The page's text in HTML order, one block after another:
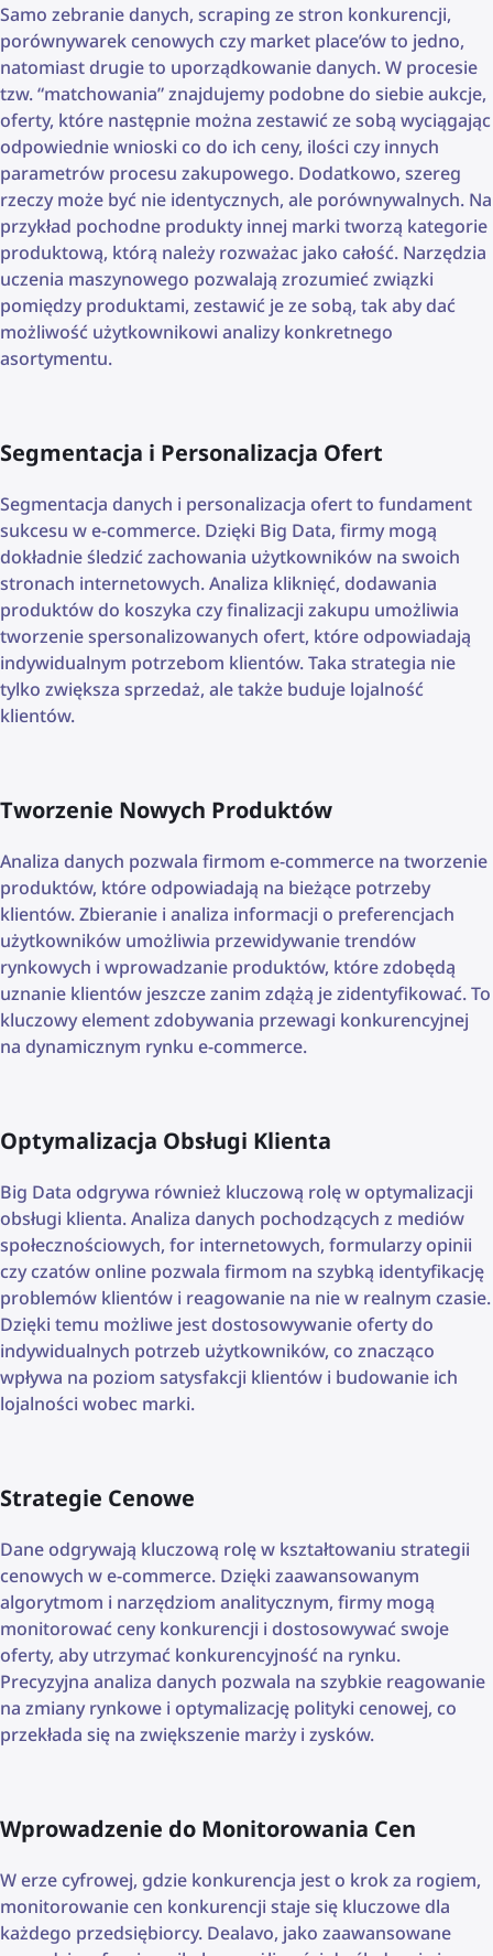
Samo zebranie danych, scraping ze stron konkurencji,
porównywarek cenowych czy market place’ów to jedno,
natomiast drugie to uporządkowanie danych. W procesie
tzw. “matchowania” znajdujemy podobne do siebie aukcje,
oferty, które następnie można zestawić ze sobą wyciągając
odpowiednie wnioski co do ich ceny, ilości czy innych
parametrów procesu zakupowego. Dodatkowo, szereg
rzeczy może być nie identycznych, ale porównywalnych. Na
przykład pochodne produkty innej marki tworzą kategorie
produktową, którą należy rozważac jako całość. Narzędzia
uczenia maszynowego pozwalają zrozumieć związki
pomiędzy produktami, zestawić je ze sobą, tak aby dać
możliwość użytkownikowi analizy konkretnego
asortymentu.
Segmentacja i Personalizacja Ofert
Segmentacja danych i personalizacja ofert to fundament
sukcesu w e-commerce. Dzięki Big Data, firmy mogą
dokładnie śledzić zachowania użytkowników na swoich
stronach internetowych. Analiza kliknięć, dodawania
produktów do koszyka czy finalizacji zakupu umożliwia
tworzenie spersonalizowanych ofert, które odpowiadają
indywidualnym potrzebom klientów. Taka strategia nie
tylko zwiększa sprzedaż, ale także buduje lojalność
klientów.
Tworzenie Nowych Produktów
Analiza danych pozwala firmom e-commerce na tworzenie
produktów, które odpowiadają na bieżące potrzeby
klientów. Zbieranie i analiza informacji o preferencjach
użytkowników umożliwia przewidywanie trendów
rynkowych i wprowadzanie produktów, które zdobędą
uznanie klientów jeszcze zanim zdążą je zidentyfikować. To
kluczowy element zdobywania przewagi konkurencyjnej
na dynamicznym rynku e-commerce.
Optymalizacja Obsługi Klienta
Big Data odgrywa również kluczową rolę w optymalizacji
obsługi klienta. Analiza danych pochodzących z mediów
społecznościowych, for internetowych, formularzy opinii
czy czatów online pozwala firmom na szybką identyfikację
problemów klientów i reagowanie na nie w realnym czasie.
Dzięki temu możliwe jest dostosowywanie oferty do
indywidualnych potrzeb użytkowników, co znacząco
wpływa na poziom satysfakcji klientów i budowanie ich
lojalności wobec marki.
Strategie Cenowe
Dane odgrywają kluczową rolę w kształtowaniu strategii
cenowych w e-commerce. Dzięki zaawansowanym
algorytmom i narzędziom analitycznym, firmy mogą
monitorować ceny konkurencji i dostosowywać swoje
oferty, aby utrzymać konkurencyjność na rynku.
Precyzyjna analiza danych pozwala na szybkie reagowanie
na zmiany rynkowe i optymalizację polityki cenowej, co
przekłada się na zwiększenie marży i zysków.
Wprowadzenie do Monitorowania Cen
W erze cyfrowej, gdzie konkurencja jest o krok za rogiem,
monitorowanie cen konkurencji staje się kluczowe dla
każdego przedsiębiorcy. Dealavo, jako zaawansowane